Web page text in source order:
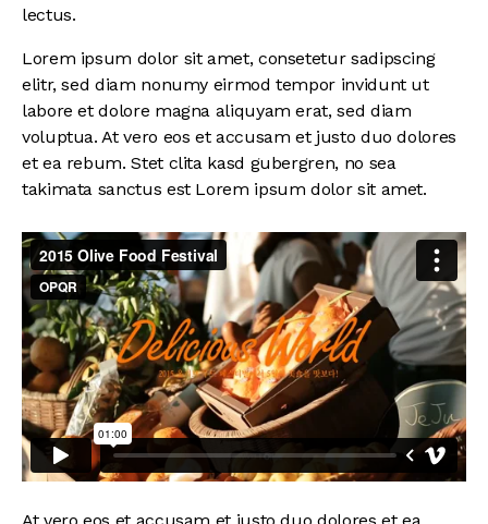
lectus.
Lorem ipsum dolor sit amet, consetetur sadipscing
elitr, sed diam nonumy eirmod tempor invidunt ut
labore et dolore magna aliquyam erat, sed diam
voluptua. At vero eos et accusam et justo duo dolores
et ea rebum. Stet clita kasd gubergren, no sea
takimata sanctus est Lorem ipsum dolor sit amet.
At vero eos et accusam et justo duo dolores et ea